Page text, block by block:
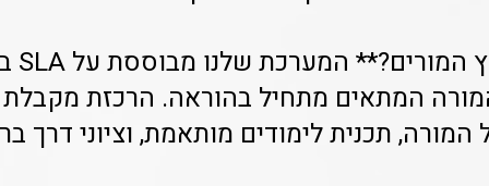
המתאים מתחיל בהוראה. הרכזת מקבלת
המורה, תכנית לימודים מותאמת, וציוני דרך